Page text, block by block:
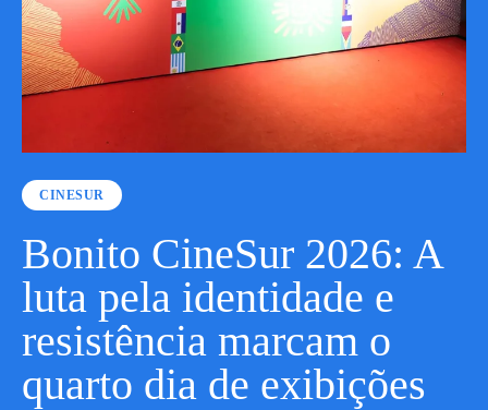
CINESUR
Bonito CineSur 2026: A
luta pela identidade e
resistência marcam o
quarto dia de exibições